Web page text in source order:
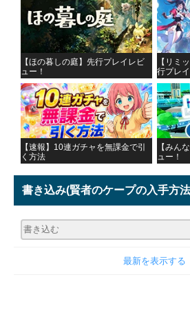
【ほの暮しの庭】先行プレイレビ
ュー！
【リミ
行プレ
【速報】10連ガチャを無課金で引
く方法
【みん
ュー！
書き込み(賢者のケープの入手方
最新を表示する